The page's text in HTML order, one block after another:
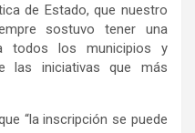
de Estado, que nuestro
sostuvo tener una
todos los municipios y
las iniciativas que más
“la inscripción se puede